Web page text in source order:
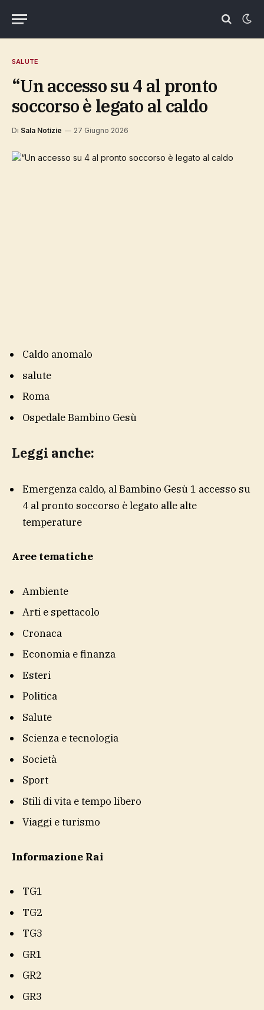
SALUTE
“Un accesso su 4 al pronto
soccorso è legato al caldo
Di Sala Notizie 27 Giugno 2026
Caldo anomalo
salute
Roma
Ospedale Bambino Gesù
Leggi anche:
Emergenza caldo, al Bambino Gesù 1 accesso su
4 al pronto soccorso è legato alle alte
temperature
Aree tematiche
Ambiente
Arti e spettacolo
Cronaca
Economia e finanza
Esteri
Politica
Salute
Scienza e tecnologia
Società
Sport
Stili di vita e tempo libero
Viaggi e turismo
Informazione Rai
TG1
TG2
TG3
GR1
GR2
GR3